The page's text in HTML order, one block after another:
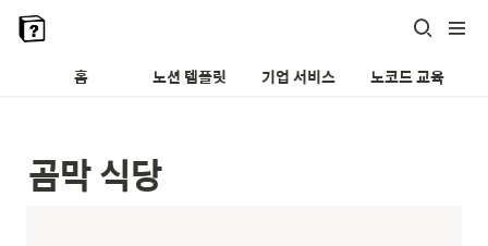
홈 노션 템플릿 기업 서비스 노코드 교육
곰막 식당